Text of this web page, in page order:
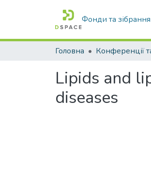
Фонди та зібрання
Головна
Lipids and
diseases